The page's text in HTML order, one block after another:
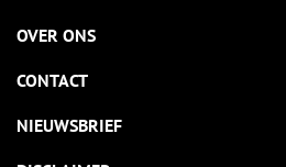
OVER ONS
CONTACT
NIEUWSBRIEF